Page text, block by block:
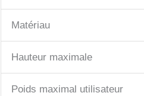
Matériau
Hauteur maximale
Poids maximal utilisateur